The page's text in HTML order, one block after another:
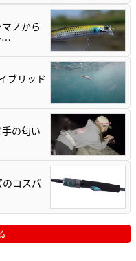
ノから
…
ブリッド
の匂い
のコスパ